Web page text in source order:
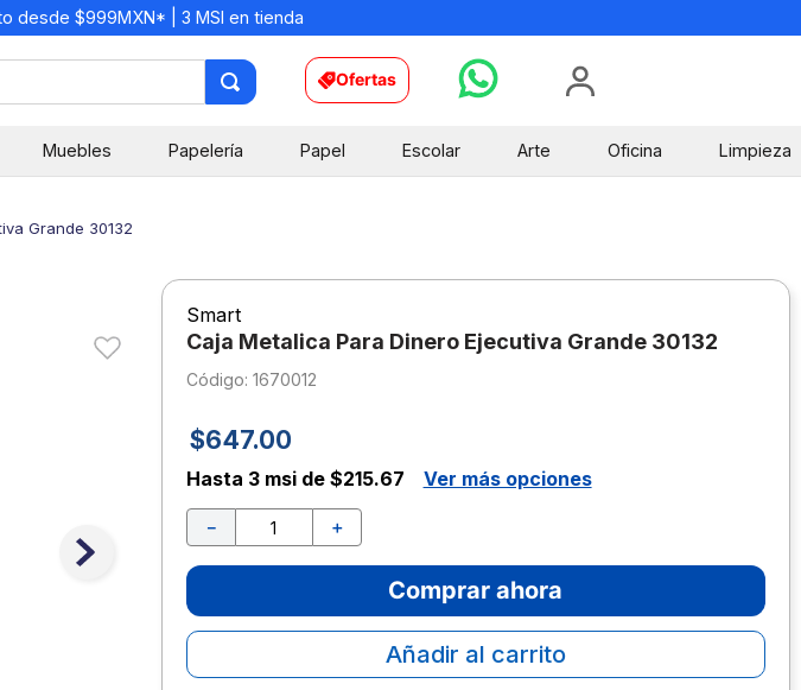
desde $999MXN* | 3 MSI en tienda
Ofertas
Muebles Papelería Papel Escolar Arte Oficina Limpieza
Grande 30132
Smart
Caja Metalica Para Dinero Ejecutiva Grande 30132
: 1670012
$647.00
Hasta 3 msi de $215.67 Ver más opciones
＋
－
Comprar ahora
Añadir al carrito